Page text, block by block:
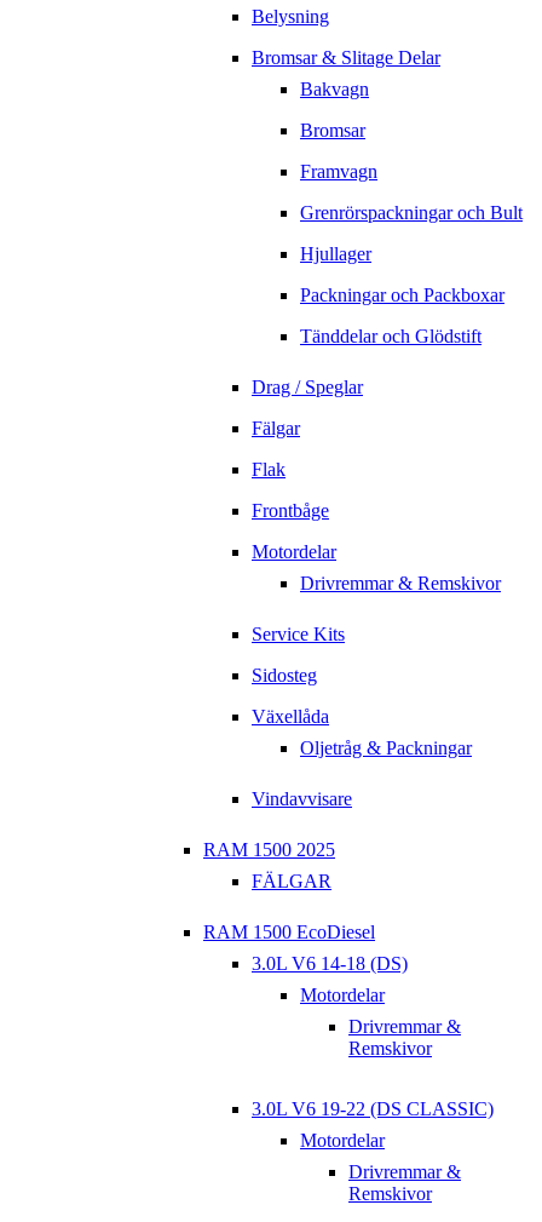
Belysning
Bromsar & Slitage Delar
Bakvagn
Bromsar
Framvagn
Grenrörspackningar och Bult
Hjullager
Packningar och Packboxar
Tänddelar och Glödstift
Drag / Speglar
Fälgar
Flak
Frontbåge
Motordelar
Drivremmar & Remskivor
Service Kits
Sidosteg
Växellåda
Oljetråg & Packningar
Vindavvisare
RAM 1500 2025
FÄLGAR
RAM 1500 EcoDiesel
3.0L V6 14-18 (DS)
Motordelar
Drivremmar &
Remskivor
3.0L V6 19-22 (DS CLASSIC)
Motordelar
Drivremmar &
Remskivor